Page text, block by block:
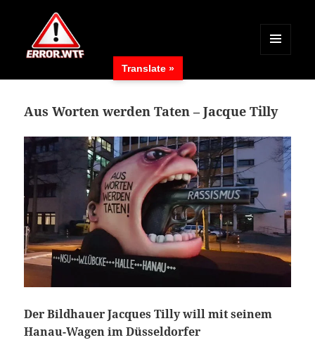
MENÜ
WIDGETS
Aus Worten werden Taten – Jacque Tilly
Der Bildhauer Jacques Tilly will mit seinem
Hanau-Wagen im Düsseldorfer
Translate »